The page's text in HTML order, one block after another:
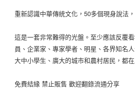
重新認識中華傳統文化，50多個現身說法
這是一套非常難得的光盤。至少應該反覆
員、企業家、專家學者 、明星、各界知名
大中小學生、廣大的城市和農村居民，都
免費結緣 禁止販售 歡迎翻錄流通分享